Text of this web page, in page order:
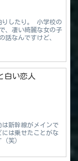
りしたり。 小学校の
、凄い綺麗な女の子
話なんですけど、
白い恋人
新幹線がメインで
は乗せたことがな
笑）